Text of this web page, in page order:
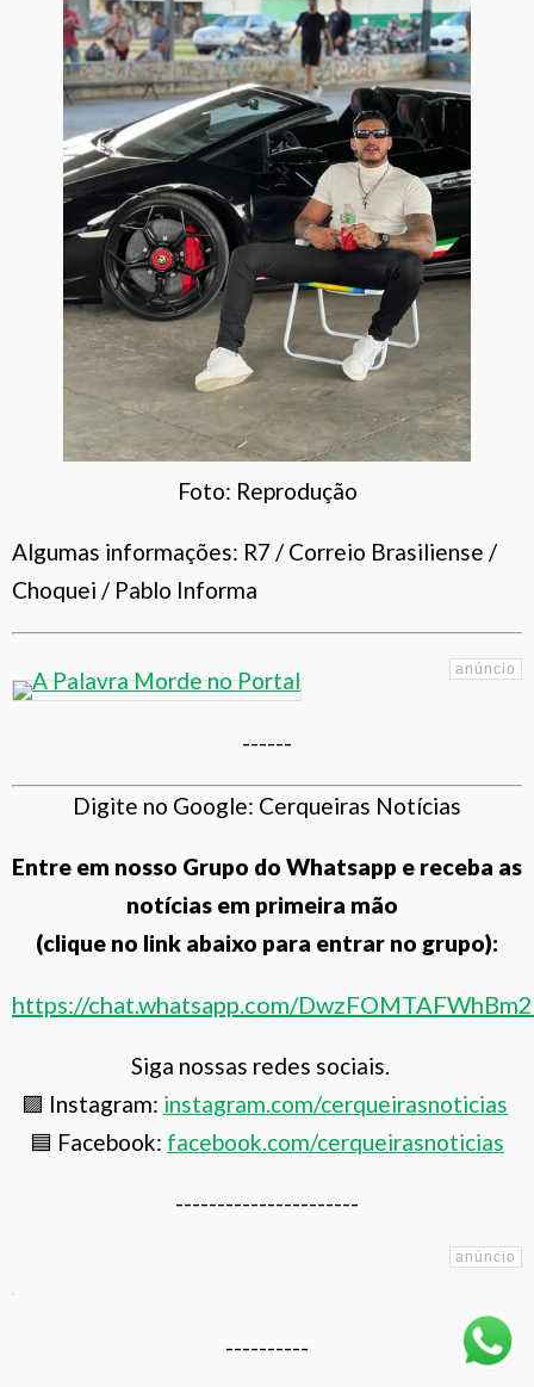
Foto: Reprodução
Algumas informações: R7 / Correio Brasiliense /
Choquei / Pablo Informa
------
Digite no Google: Cerqueiras Notícias
Entre em nosso Grupo do Whatsapp e receba as
notícias em primeira mão
(clique no link abaixo para entrar no grupo):
https://chat.whatsapp.com/
Siga nossas redes sociais.
🟪 Instagram: instagram.com/cerqueirasnoticias
🟦 Facebook: facebook.com/cerqueirasnoticias
----------------------
----------